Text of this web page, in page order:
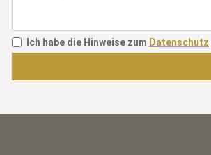
Ich habe die Hinweise zum Datenschutz